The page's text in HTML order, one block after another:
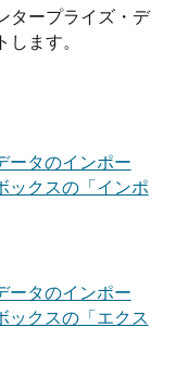
タープライズ・デ
ます。
ータのインポー
ックスの「インポ
ータのインポー
ックスの「エクス